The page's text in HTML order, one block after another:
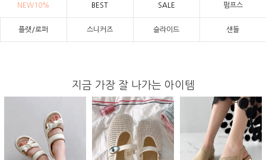
NEW10% BEST SALE 펌프스
플랫/로퍼 스니커즈 슬라이드 샌들
지금 가장 잘 나가는 아이템